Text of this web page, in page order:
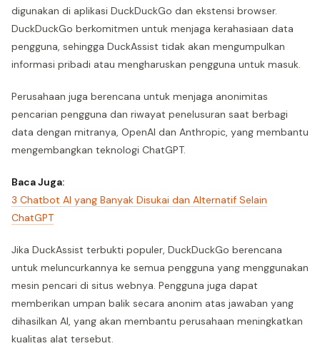
digunakan di aplikasi DuckDuckGo dan ekstensi browser.
DuckDuckGo berkomitmen untuk menjaga kerahasiaan data
pengguna, sehingga DuckAssist tidak akan mengumpulkan
informasi pribadi atau mengharuskan pengguna untuk masuk.
Perusahaan juga berencana untuk menjaga anonimitas
pencarian pengguna dan riwayat penelusuran saat berbagi
data dengan mitranya, OpenAI dan Anthropic, yang membantu
mengembangkan teknologi ChatGPT.
Baca Juga:
3 Chatbot AI yang Banyak Disukai dan Alternatif Selain
ChatGPT
Jika DuckAssist terbukti populer, DuckDuckGo berencana
untuk meluncurkannya ke semua pengguna yang menggunakan
mesin pencari di situs webnya. Pengguna juga dapat
memberikan umpan balik secara anonim atas jawaban yang
dihasilkan AI, yang akan membantu perusahaan meningkatkan
kualitas alat tersebut.